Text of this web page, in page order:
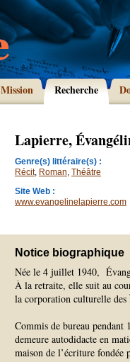
Mission Recherche
Lapierre,
Genre(s) littéraire(s) :
Récit, Roman, Théâtre
Site Web :
www.evangelinelapierre.com
Notice biographique
Née le 4 juillet 1940,
À la retraite, elle suit au
la corporation culturelle
Commis de bureau pendant
demeure autodidacte en
maison de l’écriture fondée